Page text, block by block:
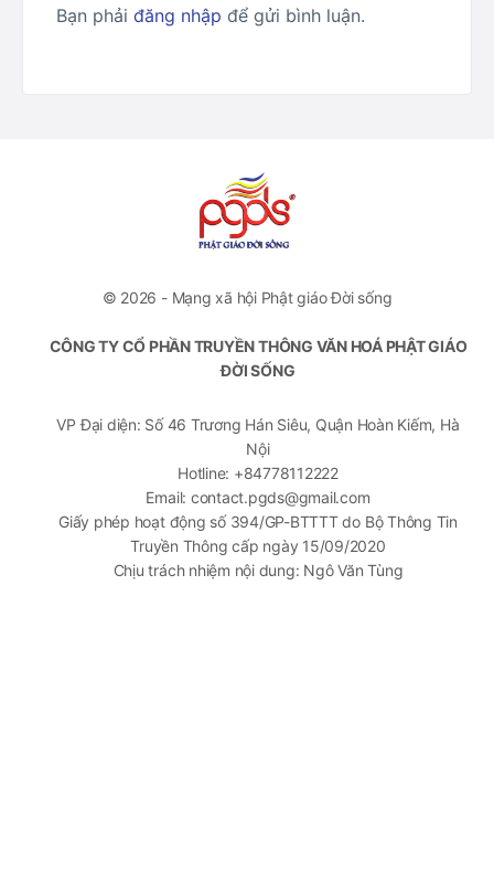
Bạn phải đăng nhập để gửi bình luận.
© 2026 - Mạng xã hội Phật giáo Đời sống
CÔNG TY CỔ PHẦN TRUYỀN THÔNG VĂN HOÁ PHẬT GIÁO
ĐỜI SỐNG
VP Đại diện: Số 46 Trương Hán Siêu, Quận Hoàn Kiếm, Hà
Nội
Hotline: +84778112222
Email: contact.pgds@gmail.com
Giấy phép hoạt động số 394/GP-BTTTT do Bộ Thông Tin
Truyền Thông cấp ngày 15/09/2020
Chịu trách nhiệm nội dung: Ngô Văn Tùng